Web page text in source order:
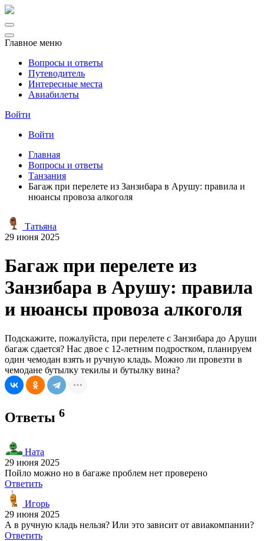
Главное меню
Вопросы и ответы
Путеводитель
Интересные места
Авиабилеты
Войти
Войти
Главная
Вопросы и ответы
Танзания
Багаж при перелете из Занзибара в Арушу: правила и
нюансы провоза алкоголя
Татьяна
29 июня 2025
Багаж при перелете из
Занзибара в Арушу: правила
и нюансы провоза алкоголя
Подскажите, пожалуйста, при перелете с Занзибара до Аруши
багаж сдается? Нас двое с 12-летним подростком, планируем
один чемодан взять и ручную кладь. Можно ли провезти в
чемодане бутылку текилы и бутылку вина?
Ответы 6
Ната
29 июня 2025
Пойло можно но в багаже проблем нет проверено
Ответить
Игорь
29 июня 2025
А в ручную кладь нельзя? Или это зависит от авиакомпании?
Ответить